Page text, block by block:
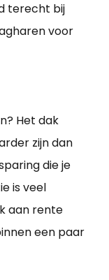
terecht bij
voor
Het dak
zijn dan
die je
is veel
aan rente
een paar